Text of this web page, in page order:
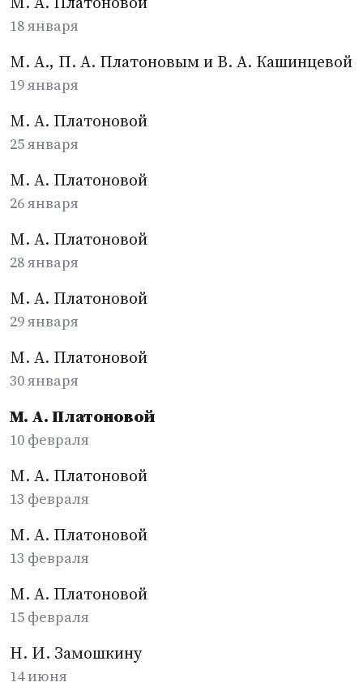
18 января
М. А., П. А. Платоновым и В. А. Кашинцевой
19 января
М. А. Платоновой
25 января
М. А. Платоновой
26 января
М. А. Платоновой
28 января
М. А. Платоновой
29 января
М. А. Платоновой
30 января
М. А. Платоновой
10 февраля
М. А. Платоновой
13 февраля
М. А. Платоновой
13 февраля
М. А. Платоновой
15 февраля
Н. И. Замошкину
14 июня